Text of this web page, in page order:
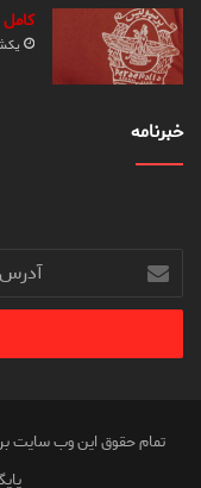
یکشنبه ۱
خبرنامه
آدرس
ایمیل
خود
وارد
تمام حقوق این وب سایت